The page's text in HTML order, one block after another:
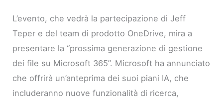
L’evento, che vedrà la partecipazione di Jeff
Teper e del team di prodotto OneDrive, mira a
presentare la “prossima generazione di gestione
dei file su Microsoft 365”. Microsoft ha annunciato
che offrirà un’anteprima dei suoi piani IA, che
includeranno nuove funzionalità di ricerca,